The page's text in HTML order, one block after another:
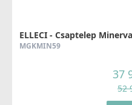
ELLECI - Csaptelep
MGKMIN59
37
52